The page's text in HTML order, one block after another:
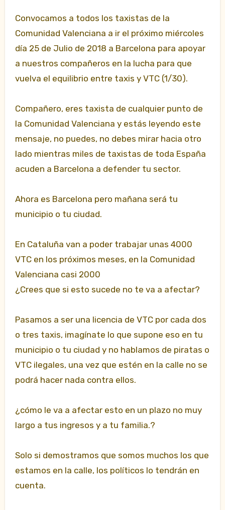
Convocamos a todos los taxistas de la
Comunidad Valenciana a ir el próximo miércoles
día 25 de Julio de 2018 a Barcelona para apoyar
a nuestros compañeros en la lucha para que
vuelva el equilibrio entre taxis y VTC (1/30).
Compañero, eres taxista de cualquier punto de
la Comunidad Valenciana y estás leyendo este
mensaje, no puedes, no debes mirar hacia otro
lado mientras miles de taxistas de toda España
acuden a Barcelona a defender tu sector.
Ahora es Barcelona pero mañana será tu
municipio o tu ciudad.
En Cataluña van a poder trabajar unas 4000
VTC en los próximos meses, en la Comunidad
Valenciana casi 2000
¿Crees que si esto sucede no te va a afectar?
Pasamos a ser una licencia de VTC por cada dos
o tres taxis, imagínate lo que supone eso en tu
municipio o tu ciudad y no hablamos de piratas o
VTC ilegales, una vez que estén en la calle no se
podrá hacer nada contra ellos.
¿cómo le va a afectar esto en un plazo no muy
largo a tus ingresos y a tu familia.?
Solo si demostramos que somos muchos los que
estamos en la calle, los políticos lo tendrán en
cuenta.